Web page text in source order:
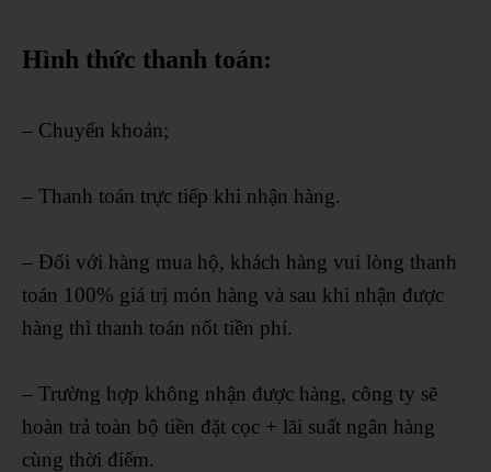
Hình thức thanh toán:
– Chuyển khoản;
– Thanh toán trực tiếp khi nhận hàng.
– Đối với hàng mua hộ, khách hàng vui lòng thanh
toán 100% giá trị món hàng và sau khi nhận được
hàng thì thanh toán nốt tiền phí.
– Trường hợp không nhận được hàng, công ty sẽ
hoàn trả toàn bộ tiền đặt cọc + lãi suất ngân hàng
cùng thời điểm.